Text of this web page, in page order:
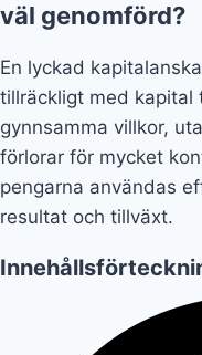
väl genomförd?
En lyckad
tillräckligt med kapital
gynnsamma villkor,
förlorar för mycket
pengarna användas
resultat och tillväxt.